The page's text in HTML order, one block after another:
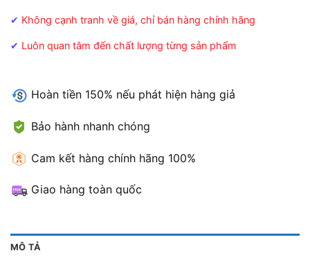
✔ Không cạnh tranh về giá, chỉ bán hàng chính hãng
✔ Luôn quan tâm đến chất lượng từng sản phẩm
Hoàn tiền 150% nếu phát hiện hàng giả
Bảo hành nhanh chóng
Cam kết hàng chính hãng 100%
Giao hàng toàn quốc
MÔ TẢ